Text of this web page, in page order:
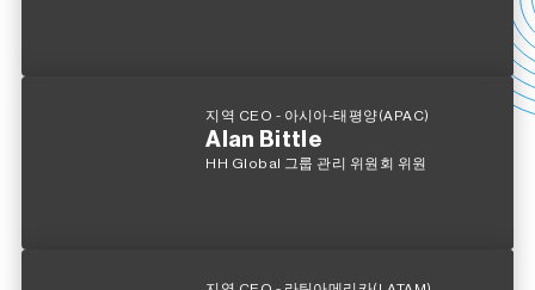
지역 CEO - 아시아-태평양(APAC)
Alan Bittle
HH Global 그룹 관리 위원회 위원